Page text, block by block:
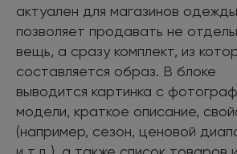
актуален для магазинов
позволяет продавать не
вещь, а сразу комплект, из
составляется образ. В блоке
выводится картинка с
модели, краткое описание,
(например, сезон, ценовой